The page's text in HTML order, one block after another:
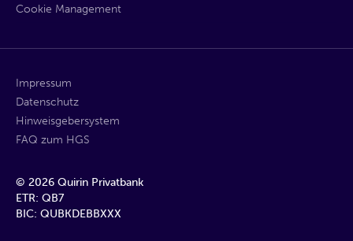
Cookie Management
© 2026 Quirin Privatbank
ETR: QB7
BIC: QUBKDEBBXXX
Impressum
Datenschutz
Hinweisgebersystem
FAQ zum HGS